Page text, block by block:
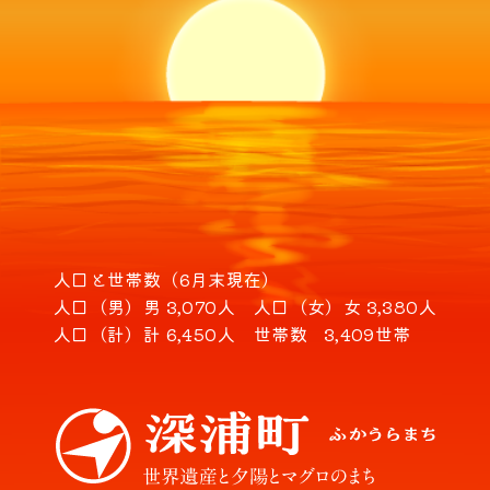
人口と世帯数（6月末現在）
人口（男） 男 3,070人 人口（女） 女 3,380人
人口（計） 計 6,450人 世帯数 3,409世帯